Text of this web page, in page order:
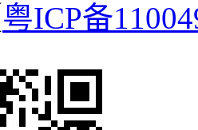
粤ICP备